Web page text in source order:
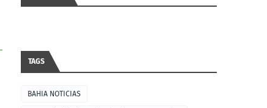
TAGS
BAHIA NOTICIAS